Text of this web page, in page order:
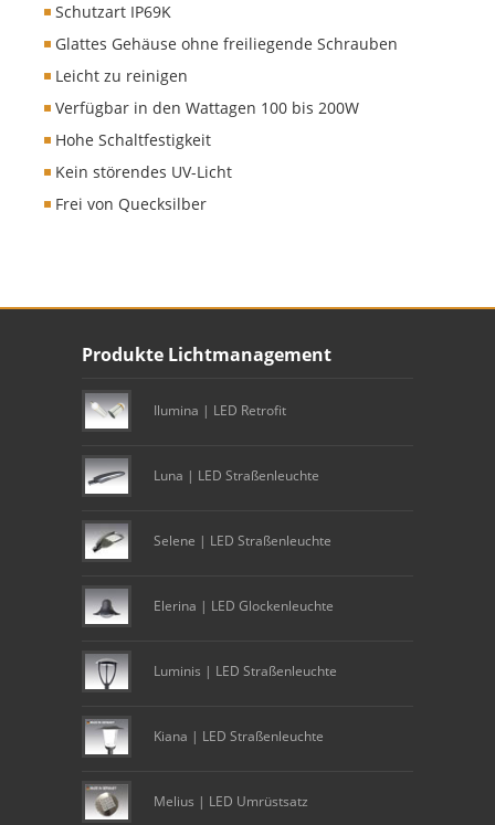
Schutzart IP69K
Glattes Gehäuse ohne freiliegende Schrauben
Leicht zu reinigen
Verfügbar in den Wattagen 100 bis 200W
Hohe Schaltfestigkeit
Kein störendes UV-Licht
Frei von Quecksilber
Footer contentProdukte Lichtmanagement
Ilumina | LED Retrofit
Luna | LED Straßenleuchte
Selene | LED Straßenleuchte
Elerina | LED Glockenleuchte
Luminis | LED Straßenleuchte
Kiana | LED Straßenleuchte
Melius | LED Umrüstsatz